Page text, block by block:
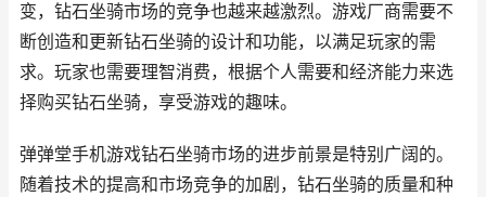
变，钻石坐骑市场的竞争也越来越激烈。游戏厂商需要不
断创造和更新钻石坐骑的设计和功能，以满足玩家的需
求。玩家也需要理智消费，根据个人需要和经济能力来选
择购买钻石坐骑，享受游戏的趣味。
弹弹堂手机游戏钻石坐骑市场的进步前景是特别广阔的。
随着技术的提高和市场竞争的加剧，钻石坐骑的质量和种